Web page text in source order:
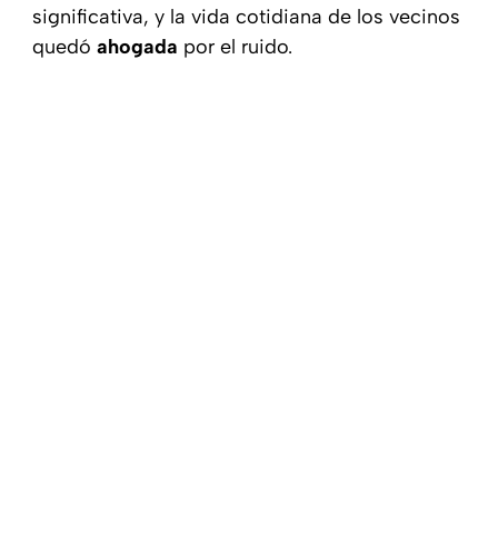
significativa, y la vida cotidiana de los vecinos
quedó ahogada por el ruido.